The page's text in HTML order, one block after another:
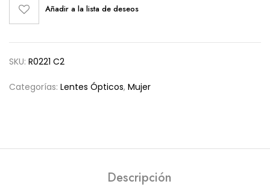
Añadir a la lista de deseos
SKU: R0221 C2
Categorías: Lentes Ópticos, Mujer
Descripción